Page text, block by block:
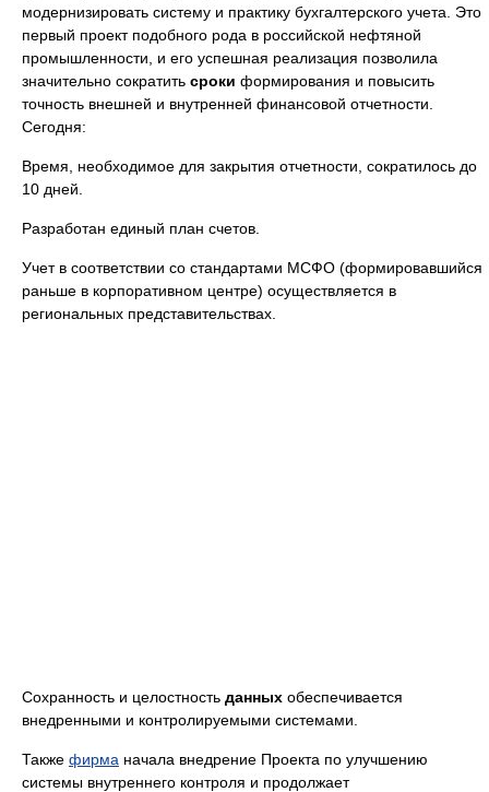
модернизировать систему и практику бухгалтерского учета. Это
первый проект подобного рода в российской нефтяной
промышленности, и его успешная реализация позволила
значительно сократить сроки формирования и повысить
точность внешней и внутренней финансовой отчетности.
Сегодня:
Время, необходимое для закрытия отчетности, сократилось до
10 дней.
Разработан единый план счетов.
Учет в соответствии со стандартами МСФО (формировавшийся
раньше в корпоративном центре) осуществляется в
региональных представительствах.
Сохранность и целостность данных обеспечивается
внедренными и контролируемыми системами.
Также фирма начала внедрение Проекта по улучшению
системы внутреннего контроля и продолжает